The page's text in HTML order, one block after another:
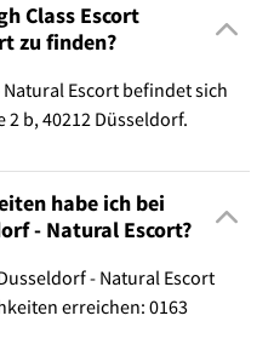
Class Escort
zu finden?
Escort befindet sich
2 b, 40212 Düsseldorf.
habe ich bei
- Natural Escort?
- Natural Escort
erreichen: 0163